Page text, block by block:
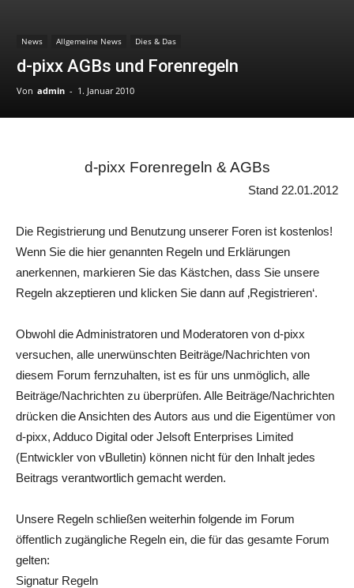
News Allgemeine News Dies & Das
d-pixx AGBs und Forenregeln
Von admin - 1. Januar 2010
d-pixx Forenregeln & AGBs
Stand 22.01.2012
Die Registrierung und Benutzung unserer Foren ist kostenlos!
Wenn Sie die hier genannten Regeln und Erklärungen
anerkennen, markieren Sie das Kästchen, dass Sie unsere
Regeln akzeptieren und klicken Sie dann auf ‚Registrieren‘.
Obwohl die Administratoren und Moderatoren von d-pixx
versuchen, alle unerwünschten Beiträge/Nachrichten von
diesem Forum fernzuhalten, ist es für uns unmöglich, alle
Beiträge/Nachrichten zu überprüfen. Alle Beiträge/Nachrichten
drücken die Ansichten des Autors aus und die Eigentümer von
d-pixx, Adduco Digital oder Jelsoft Enterprises Limited
(Entwickler von vBulletin) können nicht für den Inhalt jedes
Beitrags verantwortlich gemacht werden.
Unsere Regeln schließen weiterhin folgende im Forum
öffentlich zugängliche Regeln ein, die für das gesamte Forum
gelten:
Signatur Regeln